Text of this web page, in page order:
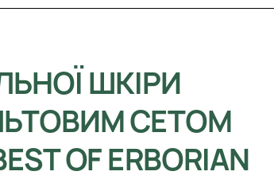
ШКІРИ
СЕТОМ
OF ERBORIAN